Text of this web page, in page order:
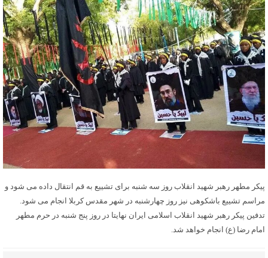
پیکر مطهر رهبر شهید انقلاب روز سه شنبه برای تشییع به قم انتقال داده می شود و
مراسم تشییع باشکوهی نیز روز چهارشنبه در شهر مقدس کربلا انجام می شود.
تدفین پیکر رهبر شهید انقلاب اسلامی ایران نهایتا در روز پنج شنبه در حرم مطهر
امام رضا (ع) انجام خواهد شد.